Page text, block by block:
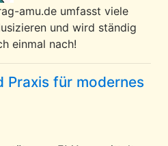
amu.de umfasst viele
und wird ständig
einmal nach!
Praxis für modernes